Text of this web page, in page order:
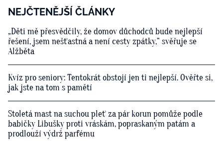
NEJČTENĚJŠÍ ČLÁNKY
„Děti mě přesvědčily, že domov důchodců bude nejlepší
řešení, jsem nešťastná a není cesty zpátky,“ svěřuje se
Alžběta
Kvíz pro seniory: Tentokrát obstojí jen ti nejlepší. Ověřte si,
jak jste na tom s pamětí
Stoletá mast na suchou pleť za pár korun pomůže podle
babičky Libušky proti vráskám, popraskaným patám a
prodlouží výdrž parfému